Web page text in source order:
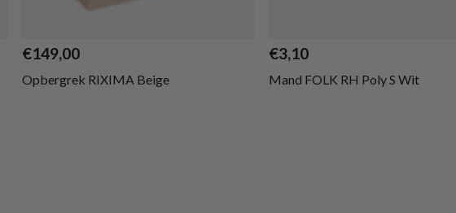
€149,00
Opbergrek RIXIMA Beige
€3,10
Mand FOLK RH Poly S Wit